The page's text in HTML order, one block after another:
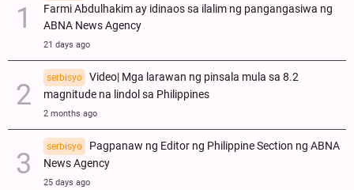
Farmi Abdulhakim ay idinaos sa ilalim ng pangangasiwa ng
ABNA News Agency
21 days ago
serbisyo
Video| Mga larawan ng pinsala mula sa 8.2
magnitude na lindol sa Philippines
2 months ago
serbisyo
Pagpanaw ng Editor ng Philippine Section ng ABNA
News Agency
25 days ago